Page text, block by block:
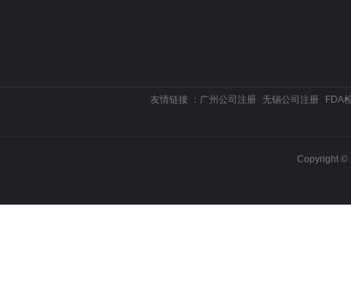
友情链接 ： 广州公司注册 无锡公司注册 FDA
Copyright ©